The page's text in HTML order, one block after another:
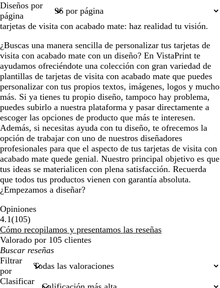
12
Diseños por
página
tarjetas de visita con acabado mate: haz realidad tu visión.
¿Buscas una manera sencilla de personalizar tus tarjetas de
visita con acabado mate con un diseño? En VistaPrint te
ayudamos ofreciéndote una colección con gran variedad de
plantillas de tarjetas de visita con acabado mate que puedes
personalizar con tus propios textos, imágenes, logos y mucho
más. Si ya tienes tu propio diseño, tampoco hay problema,
puedes subirlo a nuestra plataforma y pasar directamente a
escoger las opciones de producto que más te interesen.
Además, si necesitas ayuda con tu diseño, te ofrecemos la
opción de trabajar con uno de nuestros diseñadores
profesionales para que el aspecto de tus tarjetas de visita con
acabado mate quede genial. Nuestro principal objetivo es que
tus ideas se materialicen con plena satisfacción. Recuerda
que todos tus productos vienen con garantía absoluta.
¿Empezamos a diseñar?
Opiniones
4.1(105105
reseñas
)
Cómo recopilamos y presentamos las reseñas
Valorado por 105 clientes
Mis
búsquedas
Filtrar
por
Clasificar